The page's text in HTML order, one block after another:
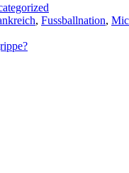
, Fussballnation,